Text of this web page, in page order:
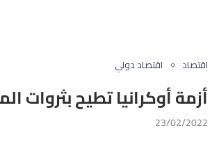
اقتصاد اقتصاد دولي
أزمة أوكرانيا تطيح بثروات
23/02/2022